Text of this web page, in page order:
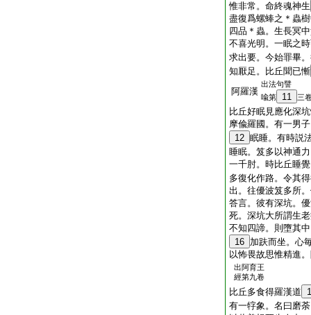
惟非常。命終魂神生
盡復爲螺蜯之＊蟲
四品＊蟲。生長冥
不喜光明。一眠之
求出要。今始罪畢
知厭足。比丘聞已慚
阿羅漢
出法句譬
喩第
11 三
比丘好眠見應化深
摩偸羅國。有一男
12 眠睡。有時説
睡眠。笈多以神通
一千肘。時比丘睡
多復化作路。令其
出。往優波笈多所
答言。彼有深坑。
死。深坑大所謂生
不知四諦。則墮其
16 加趺而坐。心
以怖畏故思惟精進
出阿育王
經第九卷
比丘多食得羅漢道
有一牸象。名曰磨